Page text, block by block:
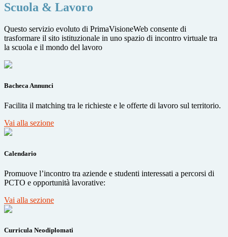
Scuola & Lavoro
Questo servizio evoluto di PrimaVisioneWeb consente di
trasformare il sito istituzionale in uno spazio di incontro virtuale tra
la scuola e il mondo del lavoro
Bacheca Annunci
Facilita il matching tra le richieste e le offerte di lavoro sul territorio.
Vai alla sezione
Calendario
Promuove l’incontro tra aziende e studenti interessati a percorsi di
PCTO e opportunità lavorative:
Vai alla sezione
Curricula Neodiplomati